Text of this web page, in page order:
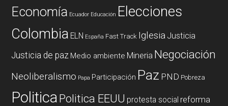
Economía Ecuador Educación Elecciones
Colombia ELN España Fast Track Iglesia Justicia
Justicia de paz Medio ambiente Mineria Negociación
Neoliberalismo Papa Participación Paz PND Pobreza
PoliticaPolitica EEUU protesta social reforma